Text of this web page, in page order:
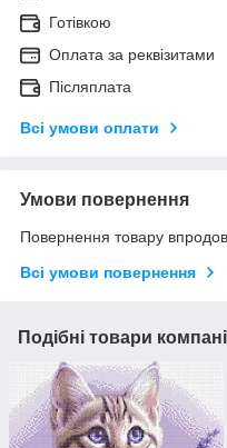
Готівкою
Оплата за реквізитами
Післяплата
Всі умови оплати
Умови повернення
Повернення товару
Всі умови повернення
Подібні товари